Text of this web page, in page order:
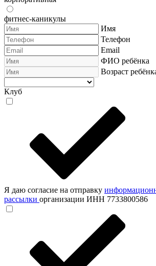
фитнес-каникулы
Имя
Телефон
Email
ФИО ребёнка
Возраст
Клуб
Я даю согласие на отправку
рассылки организации ИНН 7733800586